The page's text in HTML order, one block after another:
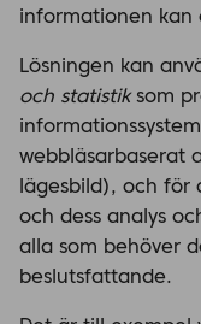
informationen kan
Lösningen kan
och statistiksom
webbläsarbaserat
lägesbild), och
och dess analys
alla som behöver
beslutsfattande.